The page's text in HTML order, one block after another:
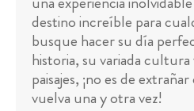
destino increíble para
busque hacer su día
historia, su variada
paisajes, ¡no es de
vuelva una y otra vez!